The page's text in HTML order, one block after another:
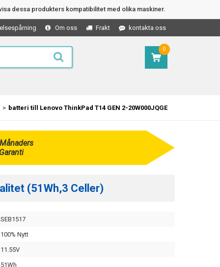
dessa produkters kompatibilitet med olika maskiner.
kontakta oss
Frakt
Om oss
0
batteri till Lenovo ThinkPad T14 GEN 2-20W000JQGE
(51Wh,3 Celler)
SEB1517
100% Nytt
11.55V
51Wh